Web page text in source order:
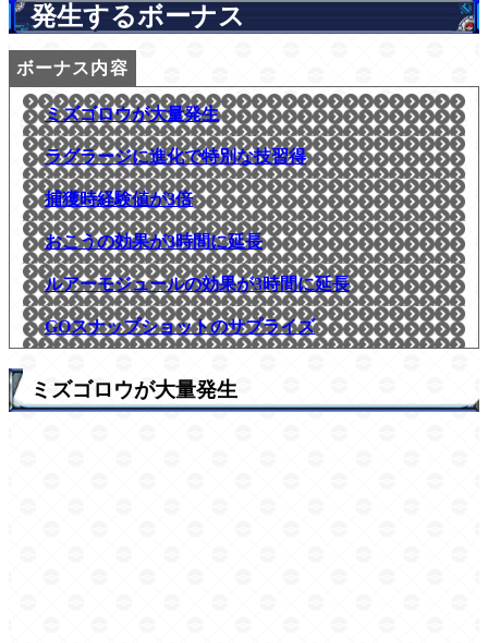
発生するボーナス
ミズゴロウが大量発生
ラグラージに進化で特別な技習得
捕獲時経験値が3倍
おこうの効果が3時間に延長
ルアーモジュールの効果が3時間に延長
GOスナップショットのサプライズ
ミズゴロウが大量発生